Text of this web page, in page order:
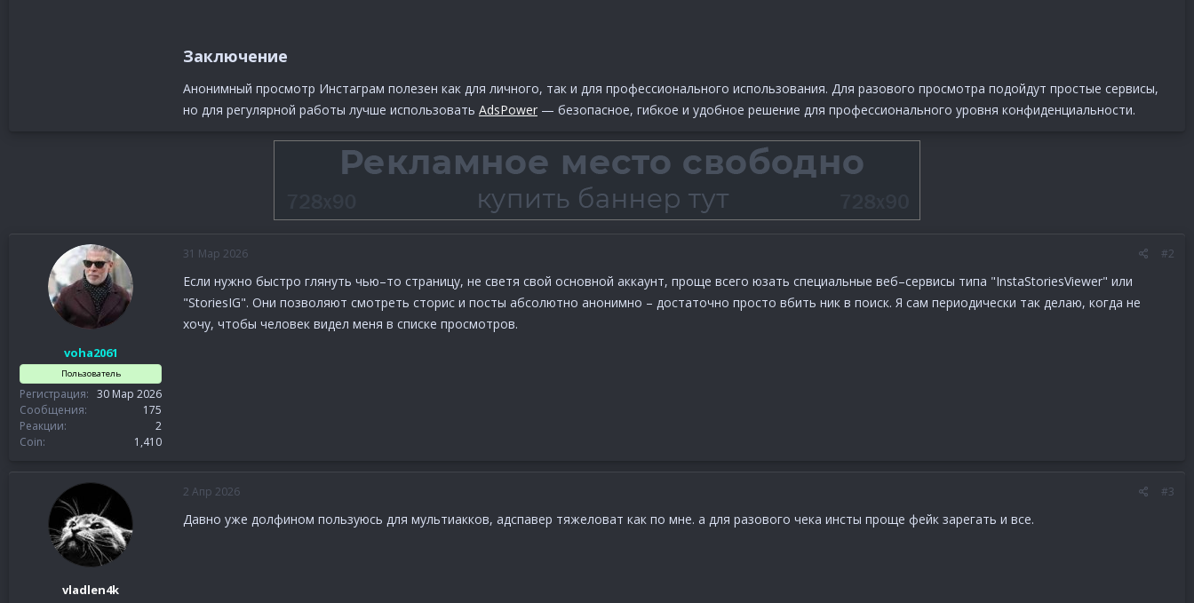
Заключение​
Анонимный просмотр Инстаграм полезен как для личного, так и для профессионального использования. Для разового просмотра подойдут простые сервисы,
но для регулярной работы лучше использовать AdsPower — безопасное, гибкое и удобное решение для профессионального уровня конфиденциальности.
voha2061
Пользователь
Регистрация
30 Мар 2026
Сообщения
175
Реакции
2
Coin
1,410
31 Мар 2026 #2
Если нужно быстро глянуть чью–то страницу, не светя свой основной аккаунт, проще всего юзать специальные веб–сервисы типа "InstaStoriesViewer" или
"StoriesIG". Они позволяют смотреть сторис и посты абсолютно анонимно – достаточно просто вбить ник в поиск. Я сам периодически так делаю, когда не
хочу, чтобы человек видел меня в списке просмотров.
vladlen4k
2 Апр 2026 #3
Давно уже долфином пользуюсь для мультиакков, адспавер тяжеловат как по мне. а для разового чека инсты проще фейк зарегать и все.